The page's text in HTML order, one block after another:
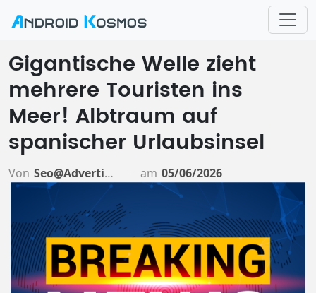
Gigantische Welle zieht
mehrere Touristen ins
Meer! Albtraum auf
spanischer Urlaubsinsel
Von Seo@advertiso.de am 05/06/2026